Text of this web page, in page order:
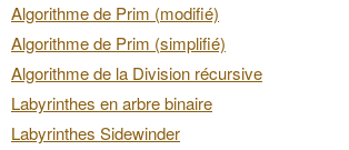
Algorithme de Prim (modifié)
Algorithme de Prim (simplifié)
Algorithme de la Division récursive
Labyrinthes en arbre binaire
Labyrinthes Sidewinder